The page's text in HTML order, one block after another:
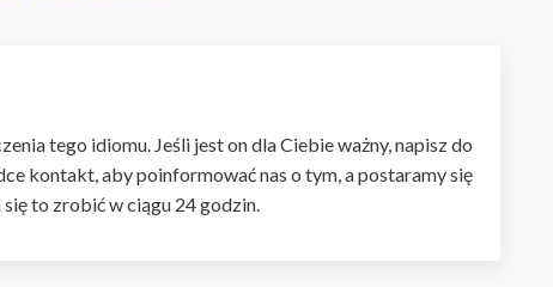
tego idiomu. Jeśli jest on dla Ciebie ważny, napisz do
kontakt, aby poinformować nas o tym, a postaramy się
to zrobić w ciągu 24 godzin.